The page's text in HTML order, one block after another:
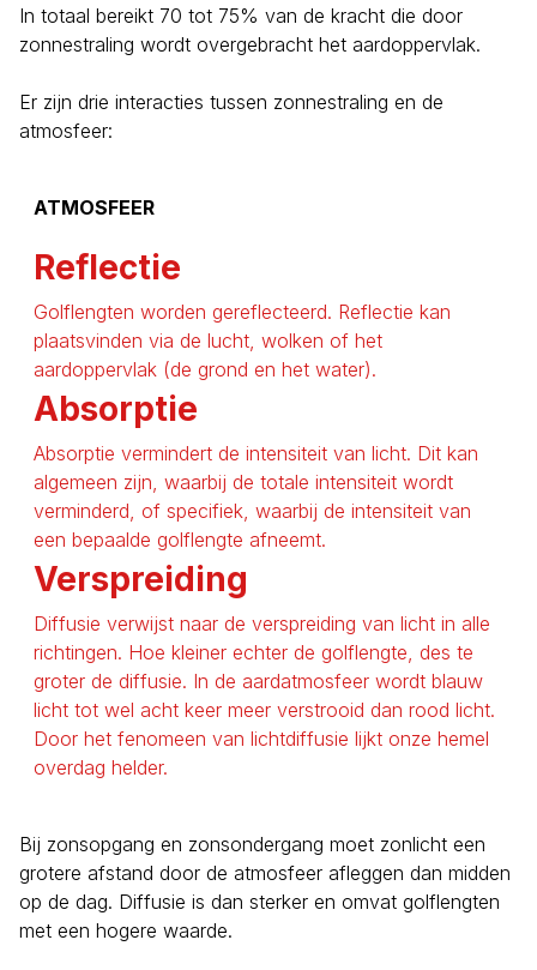
In totaal bereikt 70 tot 75% van de kracht die door
zonnestraling wordt overgebracht het aardoppervlak.
Er zijn drie interacties tussen zonnestraling en de
atmosfeer:
ATMOSFEER
Reflectie
Golflengten worden gereflecteerd. Reflectie kan
plaatsvinden via de lucht, wolken of het
aardoppervlak (de grond en het water).
Absorptie
Absorptie vermindert de intensiteit van licht. Dit kan
algemeen zijn, waarbij de totale intensiteit wordt
verminderd, of specifiek, waarbij de intensiteit van
een bepaalde golflengte afneemt.
Verspreiding
Diffusie verwijst naar de verspreiding van licht in alle
richtingen. Hoe kleiner echter de golflengte, des te
groter de diffusie. In de aardatmosfeer wordt blauw
licht tot wel acht keer meer verstrooid dan rood licht.
Door het fenomeen van lichtdiffusie lijkt onze hemel
overdag helder.
Bij zonsopgang en zonsondergang moet zonlicht een
grotere afstand door de atmosfeer afleggen dan midden
op de dag. Diffusie is dan sterker en omvat golflengten
met een hogere waarde.